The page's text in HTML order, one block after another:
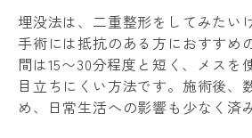
埋没法は、二重整形をしてみたい
手術には抵抗のある方におすすめ
間は15〜30分程度と短く、メスを
目立ちにくい方法です。施術後、
め、日常生活への影響も少なく済